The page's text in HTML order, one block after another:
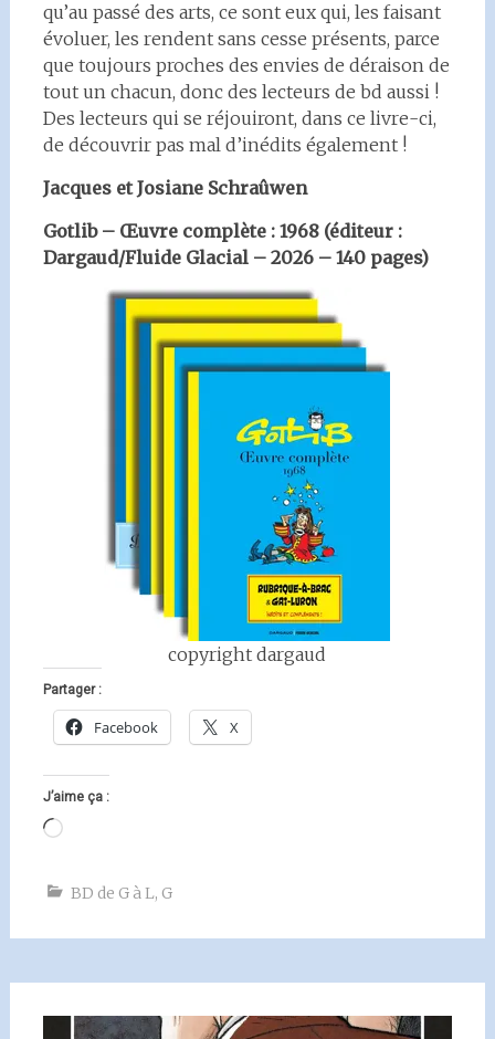
qu’au passé des arts, ce sont eux qui, les faisant
évoluer, les rendent sans cesse présents, parce
que toujours proches des envies de déraison de
tout un chacun, donc des lecteurs de bd aussi !
Des lecteurs qui se réjouiront, dans ce livre-ci,
de découvrir pas mal d’inédits également !
Jacques et Josiane Schraûwen
Gotlib – Œuvre complète : 1968 (éditeur :
Dargaud/Fluide Glacial – 2026 – 140 pages)
copyright dargaud
Partager :
Facebook X
J’aime ça :
Chargement…
BD de G à L, G